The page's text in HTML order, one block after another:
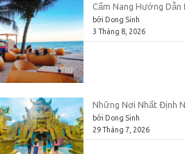
Cẩm Nang Hướng Dẫn
bởi Dong Sinh
3 Tháng 8, 2026
Những Nơi Nhất Định
bởi Dong Sinh
29 Tháng 7, 2026